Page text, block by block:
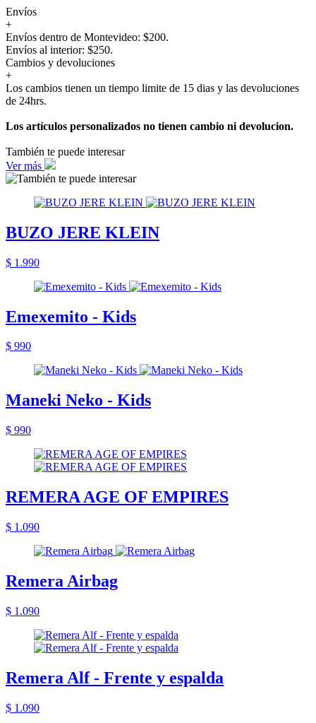
Envíos
+
Envíos dentro de Montevideo: $200.
Envíos al interior: $250.
Cambios y devoluciones
+
Los cambios tienen un tiempo limite de 15 dias y las devoluciones
de 24hrs.
Los artículos personalizados no tienen cambio ni devolucion.
También te puede interesar
Ver más
BUZO JERE KLEIN
$ 1.990
Emexemito - Kids
$ 990
Maneki Neko - Kids
$ 990
REMERA AGE OF EMPIRES
$ 1.090
Remera Airbag
$ 1.090
Remera Alf - Frente y espalda
$ 1.090